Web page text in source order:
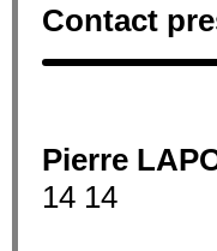
Contact
Pierre
14 14